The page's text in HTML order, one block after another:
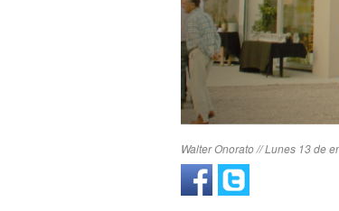
Walter Onorato // Lunes 13 de